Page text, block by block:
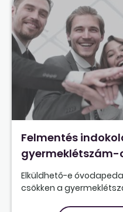
Felmentés
gyermeklétszám-
Elküldhető-e
csökken a